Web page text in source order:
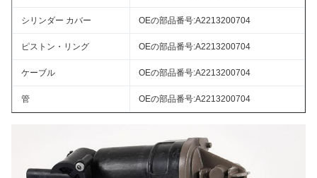
シリンダー カバー OEの部品番号:A2213200704
ピストン・リング OEの部品番号:A2213200704
ケーブル OEの部品番号:A2213200704
管 OEの部品番号:A2213200704